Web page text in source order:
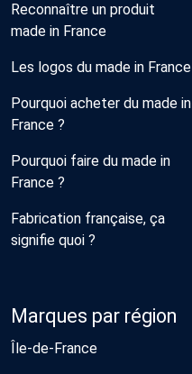
Reconnaître un produit
made in France
Les logos du made in France
Pourquoi acheter du made in
France ?
Pourquoi faire du made in
France ?
Fabrication française, ça
signifie quoi ?
Marques par région
Île-de-France